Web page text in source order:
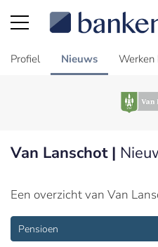
Profiel Nieuws Werken
Van Lanschot |
Een overzicht van Van
Pensioen